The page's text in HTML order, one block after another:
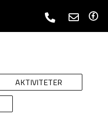
AKTIVITETER